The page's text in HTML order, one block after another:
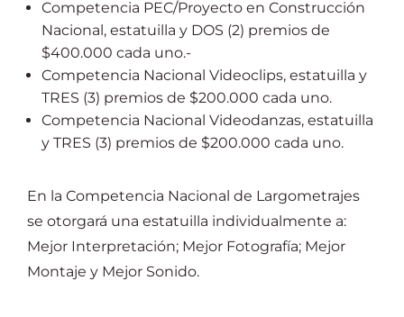
Competencia PEC/Proyecto en Construcción
Nacional, estatuilla y DOS (2) premios de
$400.000 cada uno.-
Competencia Nacional Videoclips, estatuilla y
TRES (3) premios de $200.000 cada uno.
Competencia Nacional Videodanzas, estatuilla
y TRES (3) premios de $200.000 cada uno.
En la Competencia Nacional de Largometrajes
se otorgará una estatuilla individualmente a:
Mejor Interpretación; Mejor Fotografía; Mejor
Montaje y Mejor Sonido.